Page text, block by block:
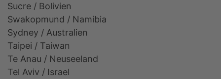
Sucre / Bolivien
Swakopmund / Namibia
Sydney / Australien
Taipei / Taiwan
Te Anau / Neuseeland
Tel Aviv / Israel